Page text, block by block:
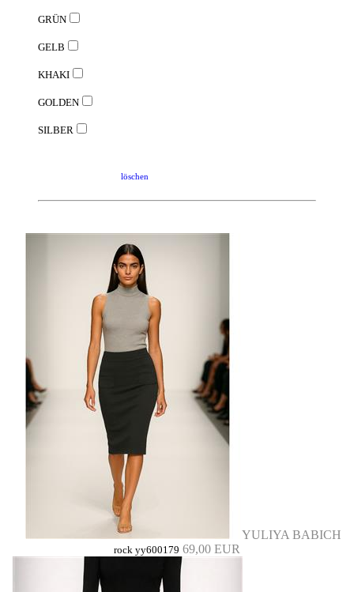
GRÜN
GELB
KHAKI
GOLDEN
SILBER
löschen
YULIYA BABICH
rock yy600179 69,00 EUR